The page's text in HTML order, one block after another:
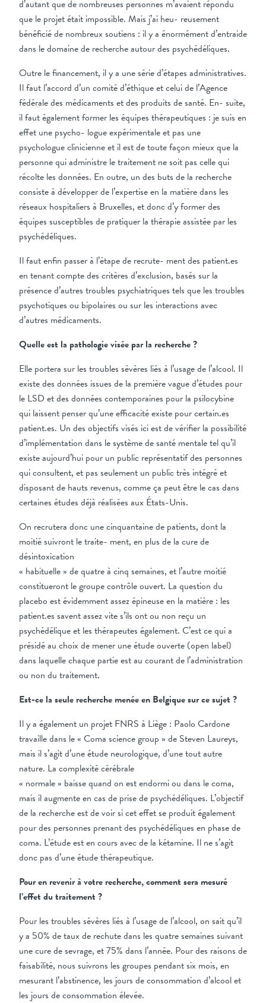
d’autant que de nombreuses personnes m’avaient répondu
que le projet était impossible. Mais j’ai heu- reusement
bénéficié de nombreux soutiens : il y a énormément d’entraide
dans le domaine de recherche autour des psychédéliques.
Outre le financement, il y a une série d’étapes administratives.
Il faut l’accord d’un comité d’éthique et celui de l’Agence
fédérale des médicaments et des produits de santé. En- suite,
il faut également former les équipes thérapeutiques : je suis en
effet une psycho- logue expérimentale et pas une
psychologue clinicienne et il est de toute façon mieux que la
personne qui administre le traitement ne soit pas celle qui
récolte les données. En outre, un des buts de la recherche
consiste à développer de l’expertise en la matière dans les
réseaux hospitaliers à Bruxelles, et donc d’y former des
équipes susceptibles de pratiquer la thérapie assistée par les
psychédéliques.
Il faut enfin passer à l’étape de recrute- ment des patient.es
en tenant compte des critères d’exclusion, basés sur la
présence d’autres troubles psychiatriques tels que les troubles
psychotiques ou bipolaires ou sur les interactions avec
d’autres médicaments.
Quelle est la pathologie visée par la recherche ?
Elle portera sur les troubles sévères liés à l’usage de l’alcool. Il
existe des données issues de la première vague d’études pour
le LSD et des données contemporaines pour la psilocybine
qui laissent penser qu’une efficacité existe pour certain.es
patient.es. Un des objectifs visés ici est de vérifier la possibilité
d’implémentation dans le système de santé mentale tel qu’il
existe aujourd’hui pour un public représentatif des personnes
qui consultent, et pas seulement un public très intégré et
disposant de hauts revenus, comme ça peut être le cas dans
certaines études déjà réalisées aux États-Unis.
On recrutera donc une cinquantaine de patients, dont la
moitié suivront le traite- ment, en plus de la cure de
désintoxication
« habituelle » de quatre à cinq semaines, et l’autre moitié
constitueront le groupe contrôle ouvert. La question du
placebo est évidemment assez épineuse en la matière : les
patient.es savent assez vite s’ils ont ou non reçu un
psychédélique et les thérapeutes également. C’est ce qui a
présidé au choix de mener une étude ouverte (open label)
dans laquelle chaque partie est au courant de l’administration
ou non du traitement.
Est-ce la seule recherche menée en Belgique sur ce sujet ?
Il y a également un projet FNRS à Liège : Paolo Cardone
travaille dans le « Coma science group » de Steven Laureys,
mais il s’agit d’une étude neurologique, d’une tout autre
nature. La complexité cérébrale
« normale » baisse quand on est endormi ou dans le coma,
mais il augmente en cas de prise de psychédéliques. L’objectif
de la recherche est de voir si cet effet se produit également
pour des personnes prenant des psychédéliques en phase de
coma. L’étude est en cours avec de la kétamine. Il ne s’agit
donc pas d’une étude thérapeutique.
Pour en revenir à votre recherche, comment sera mesuré
l’effet du traitement ?
Pour les troubles sévères liés à l’usage de l’alcool, on sait qu’il
y a 50% de taux de rechute dans les quatre semaines suivant
une cure de sevrage, et 75% dans l’année. Pour des raisons de
faisabilité, nous suivrons les groupes pendant six mois, en
mesurant l’abstinence, les jours de consommation d’alcool et
les jours de consommation élevée.